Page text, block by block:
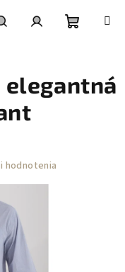
košík
elegantná
hodnotenia